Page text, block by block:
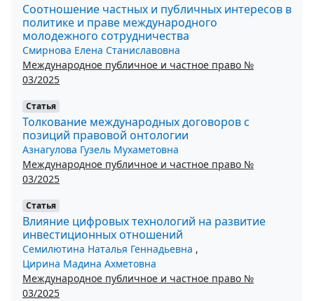
Соотношение частных и публичных интересов в
политике и праве международного
молодежного сотрудничества
Смирнова Елена Станиславовна
Международное публичное и частное право №
03/2025
Статья
Толкование международных договоров с
позиций правовой онтологии
Азнагулова Гузель Мухаметовна
Международное публичное и частное право №
03/2025
Статья
Влияние цифровых технологий на развитие
инвестиционных отношений
Семилютина Наталья Геннадьевна ,
Цирина Мадина Ахметовна
Международное публичное и частное право №
03/2025